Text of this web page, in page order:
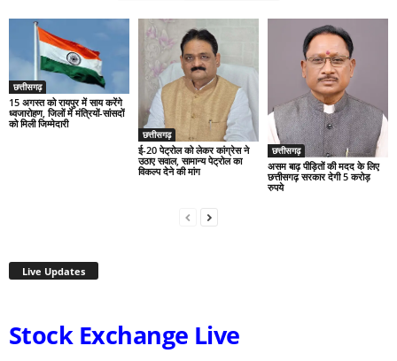
छत्तीसगढ़
15 अगस्त को रायपुर में साय करेंगे
ध्वजारोहण, जिलों में मंत्रियों-सांसदों
को मिली जिम्मेदारी
छत्तीसगढ़
ई-20 पेट्रोल को लेकर कांग्रेस ने
उठाए सवाल, सामान्य पेट्रोल का
विकल्प देने की मांग
छत्तीसगढ़
असम बाढ़ पीड़ितों की मदद के लिए
छत्तीसगढ़ सरकार देगी 5 करोड़
रुपये
Live Updates
Stock Exchange Live